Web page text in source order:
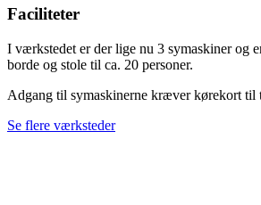
Faciliteter
I værkstedet er der lige nu 3 symaskiner og
borde og stole til ca. 20 personer.
Adgang til symaskinerne kræver kørekort til
Se flere værksteder